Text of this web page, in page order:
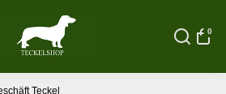
0
Teckel